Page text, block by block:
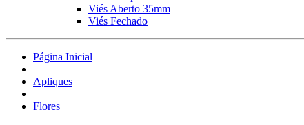
Viés Aberto 35mm
Viés Fechado
Página Inicial
Apliques
Flores